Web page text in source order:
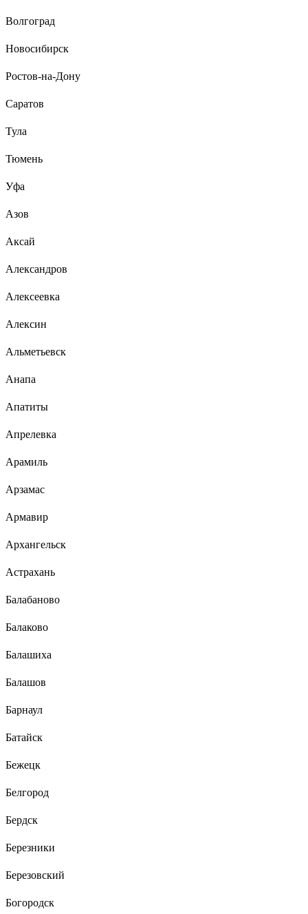
Волгоград
Новосибирск
Ростов-на-Дону
Саратов
Тула
Тюмень
Уфа
Азов
Аксай
Александров
Алексеевка
Алексин
Альметьевск
Анапа
Апатиты
Апрелевка
Арамиль
Арзамас
Армавир
Архангельск
Астрахань
Балабаново
Балаково
Балашиха
Балашов
Барнаул
Батайск
Бежецк
Белгород
Бердск
Березники
Березовский
Богородск